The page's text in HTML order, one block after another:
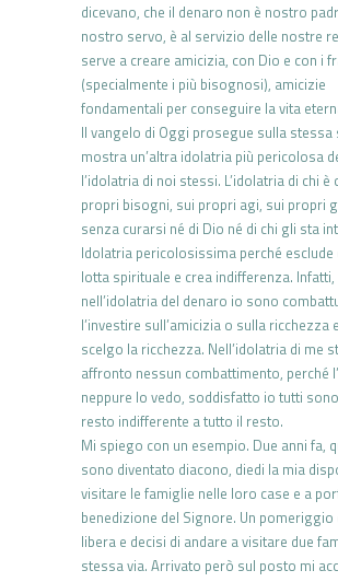
dicevano, che il denaro non è nostro
nostro servo, è al servizio delle nostre
serve a creare amicizia, con Dio e con i
(specialmente i più bisognosi), amicizie
fondamentali per conseguire la vita
Il vangelo di Oggi prosegue sulla stessa
mostra un’altra idolatria più pericolosa
l’idolatria di noi stessi. L’idolatria di chi è
propri bisogni, sui propri agi, sui propri
senza curarsi né di Dio né di chi gli sta
Idolatria pericolosissima perché esclude
lotta spirituale e crea indifferenza. Infatti,
nell’idolatria del denaro io sono
l’investire sull’amicizia o sulla ricchezza
scelgo la ricchezza. Nell’idolatria di me
affronto nessun combattimento, perché
neppure lo vedo, soddisfatto io tutti
resto indifferente a tutto il resto.
Mi spiego con un esempio. Due anni fa,
sono diventato diacono, diedi la mia
visitare le famiglie nelle loro case e a
benedizione del Signore. Un pomeriggio
libera e decisi di andare a visitare due
stessa via. Arrivato però sul posto mi